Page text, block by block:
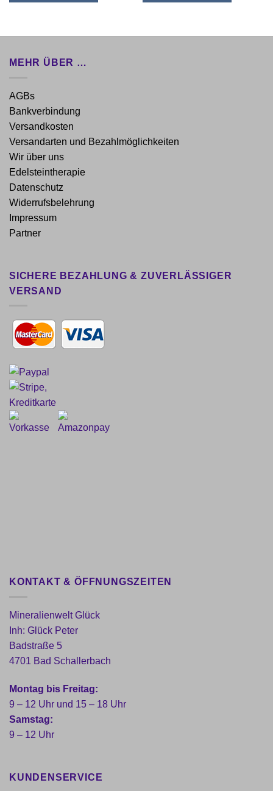
MEHR ÜBER …
AGBs
Bankverbindung
Versandkosten
Versandarten und Bezahlmöglichkeiten
Wir über uns
Edelsteintherapie
Datenschutz
Widerrufsbelehrung
Impressum
Partner
SICHERE BEZAHLUNG & ZUVERLÄSSIGER
VERSAND
KONTAKT & ÖFFNUNGSZEITEN
Mineralienwelt Glück
Inh: Glück Peter
Badstraße 5
4701 Bad Schallerbach
Montag bis Freitag:
9 – 12 Uhr und 15 – 18 Uhr
Samstag:
9 – 12 Uhr
KUNDENSERVICE